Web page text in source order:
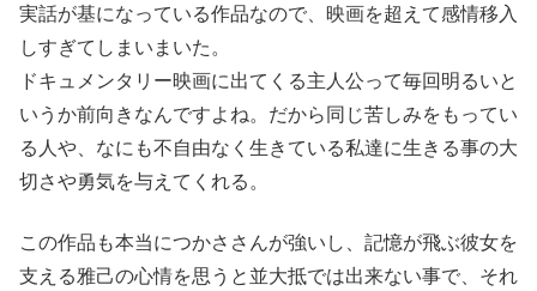
実話が基になっている作品なので、映画を超えて感情移入
しすぎてしまいまいた。
ドキュメンタリー映画に出てくる主人公って毎回明るいと
いうか前向きなんですよね。だから同じ苦しみをもってい
る人や、なにも不自由なく生きている私達に生きる事の大
切さや勇気を与えてくれる。
この作品も本当につかささんが強いし、記憶が飛ぶ彼女を
支える雅己の心情を思うと並大抵では出来ない事で、それ